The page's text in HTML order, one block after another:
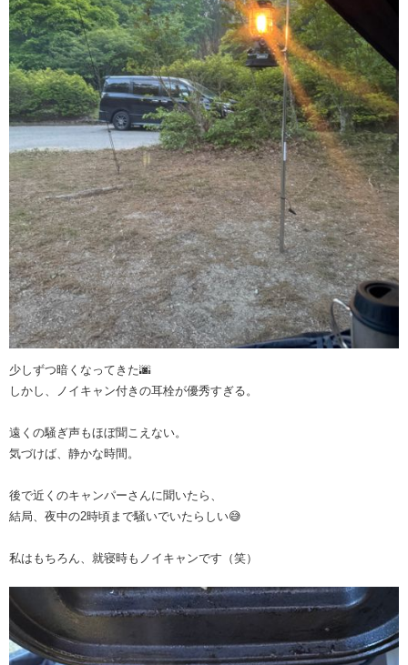
少しずつ暗くなってきた🌆
しかし、ノイキャン付きの耳栓が優秀すぎる。
遠くの騒ぎ声もほぼ聞こえない。
気づけば、静かな時間。
後で近くのキャンパーさんに聞いたら、
結局、夜中の2時頃まで騒いでいたらしい😅
私はもちろん、就寝時もノイキャンです（笑）